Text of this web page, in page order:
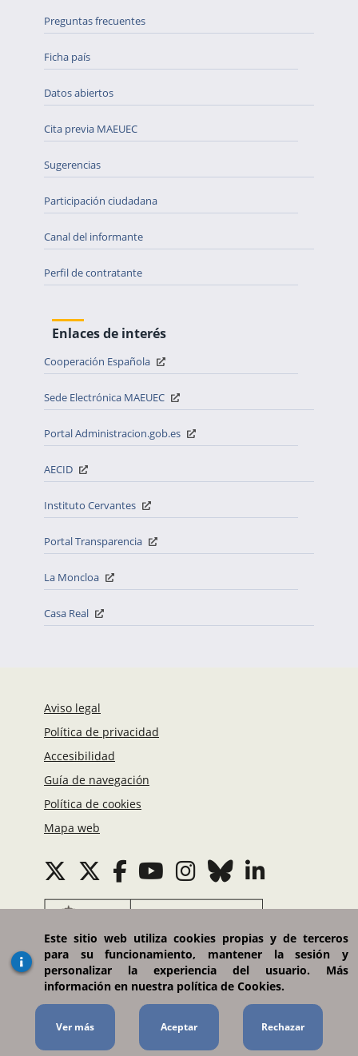
Preguntas frecuentes
Ficha país
Datos abiertos
Cita previa MAEUEC
Sugerencias
Participación ciudadana
Canal del informante
Perfil de contratante
Enlaces de interés
Cooperación Española
Sede Electrónica MAEUEC
Portal Administracion.gob.es
AECID
Instituto Cervantes
Portal Transparencia
La Moncloa
Casa Real
Aviso legal
Política de privacidad
Accesibilidad
Guía de navegación
Política de cookies
Mapa web
Ministerio de Asuntos Exteriores, Unión Europea
y Cooperación
Plaza del Marqués de Salamanca, 8. 28006 Madrid
(España)
Portal gestionado por la Dirección General de
Este sitio web utiliza cookies propias y de terceros
para su funcionamiento, mantener la sesión y
personalizar la experiencia del usuario. Más
información en nuestra política de Cookies.
Ver más